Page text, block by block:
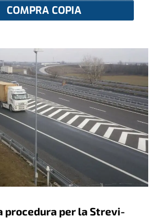
COMPRA COPIA
procedura per la Strevi-